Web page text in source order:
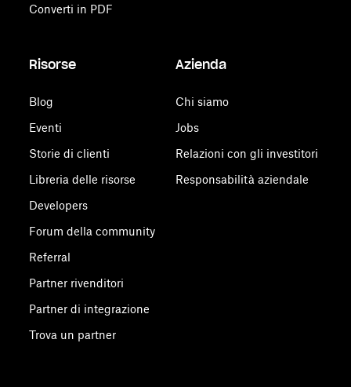
Converti in PDF
Risorse
Blog
Eventi
Storie di clienti
Libreria delle risorse
Developers
Forum della community
Referral
Partner rivenditori
Partner di integrazione
Trova un partner
Azienda
Chi siamo
Jobs
Relazioni con gli investitori
Responsabilità aziendale